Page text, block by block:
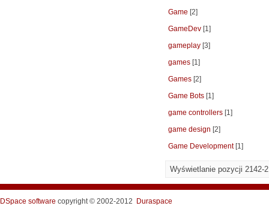
Game [2]
GameDev [1]
gameplay [3]
games [1]
Games [2]
Game Bots [1]
game controllers [1]
game design [2]
Game Development[1]
Wyświetlanie pozycji 2142-
DSpace software copyright © 2002-2012 Duraspace